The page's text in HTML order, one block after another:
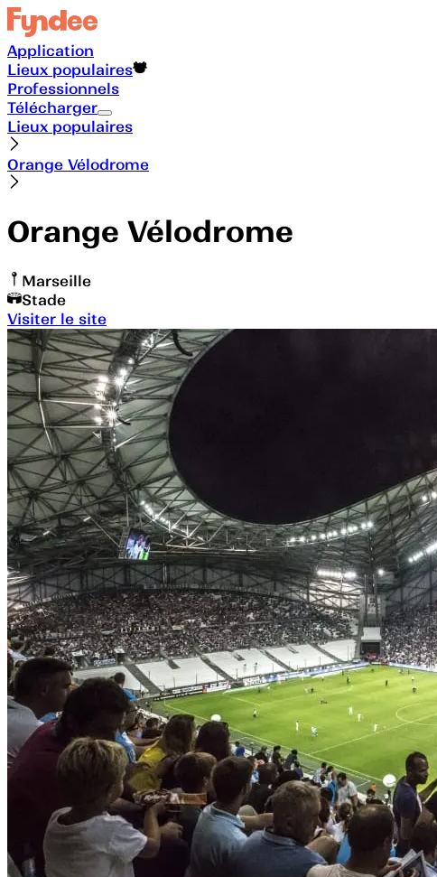
Application
Lieux populaires
Professionnels
Télécharger
Lieux populaires
Orange Vélodrome
Orange Vélodrome
Marseille
Stade
Visiter le site